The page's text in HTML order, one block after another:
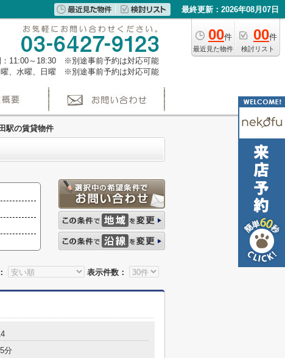
最終更新：2026年08月07日
00件
最近見た物件
00件
検討リスト
：11:00～18:30 ※別途事前予約は対応可能
曜、水曜、日曜 ※別途事前予約は対応可能
駅の賃貸物件
表示件数：
分